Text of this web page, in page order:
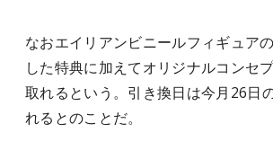
なおエイリアンビニールフィギュア
した特典に加えてオリジナルコンセ
取れるという。引き換日は今月26日
れるとのことだ。